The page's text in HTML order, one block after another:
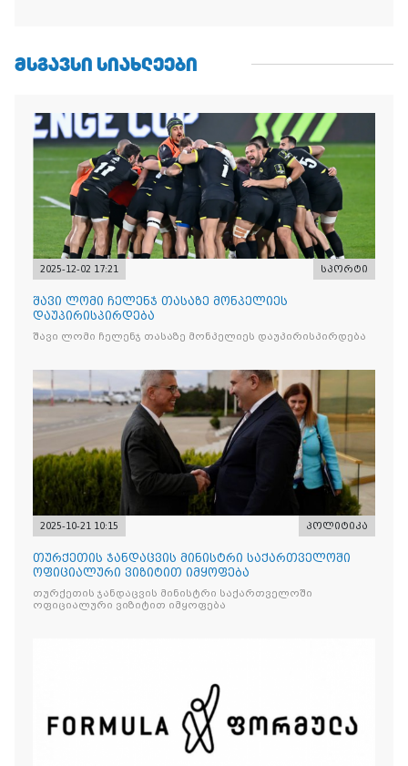
ᲛᲡᲒᲐᲕᲡᲘ ᲡᲘᲐᲮᲚᲔᲔᲑᲘ
2025-12-02 17:21 სპორტი
შავი ლომი ჩელენჯ თასაზე მონპელიეს
დაუპირისპირდება
შავი ლომი ჩელენჯ თასაზე მონპელიეს დაუპირისპირდება
2025-10-21 10:15 პოლიტიკა
თურქეთის ჯანდაცვის მინისტრი საქართველოში
ოფიციალური ვიზიტით იმყოფება
თურქეთის ჯანდაცვის მინისტრი საქართველოში
ოფიციალური ვიზიტით იმყოფება